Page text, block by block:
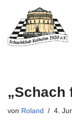
Zum
Inhalt
„Schach
von Roland 4.